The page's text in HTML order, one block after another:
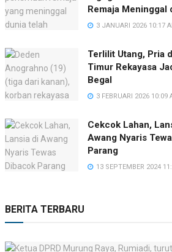
Remaja Meninggal
3 JANUARI 2026 10:17
Terlilit Utang, Pria
Timur Rekayasa
Begal
3 FEBRUARI 2026 10:09
Cekcok Lahan,
Awang Nyaris
Parang
13 SEPTEMBER 2024
BERITA TERBARU